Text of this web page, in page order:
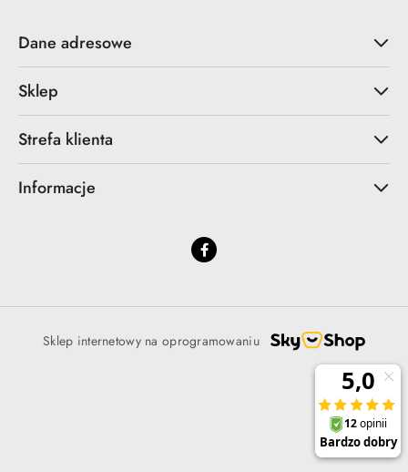
Dane adresowe
Sklep
Strefa klienta
Informacje
Sklep internetowy na oprogramowaniu